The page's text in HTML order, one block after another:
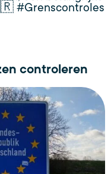
#Grenscontroles
controleren